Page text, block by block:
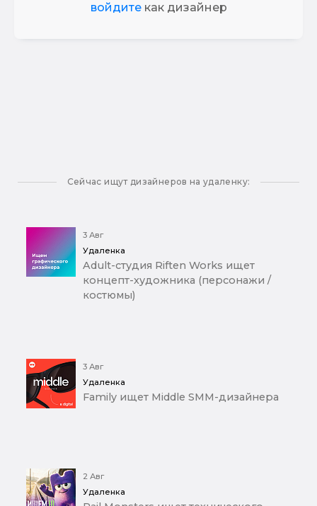
войдитекак дизайнер
Сейчас ищут дизайнеров на удаленку:
3 Авг
Удаленка
Adult-студия Riften Works ищет
концепт-художника (персонажи /
костюмы)
3 Авг
Удаленка
Family ищет Middle SMM-дизайнера
2 Авг
Удаленка